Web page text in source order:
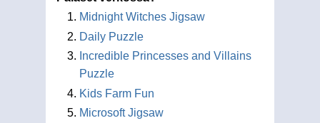
Midnight Witches Jigsaw
Daily Puzzle
Incredible Princesses and Villains
Puzzle
Kids Farm Fun
Microsoft Jigsaw